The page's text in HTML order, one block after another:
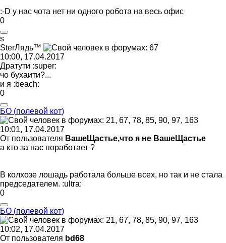
:-D у нас чота нет ни одного робота на весь офис
0
s
SterЛядь™
10:00, 17.04.2017
Дратути :super:
чо бухаити?...
и я :beach:
0
БО (полевой кот)
10:01, 17.04.2017
От пользователя ВашеЩастье,что я не ВашеЩастье
а кто за нас поработает ?
В колхозе лошадь работала больше всех, но так и не стала
председателем. :ultra:
0
БО (полевой кот)
10:02, 17.04.2017
От пользователя bd68